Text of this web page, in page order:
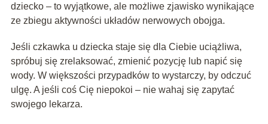
dziecko – to wyjątkowe, ale możliwe zjawisko wynikające
ze zbiegu aktywności układów nerwowych obojga.
Jeśli czkawka u dziecka staje się dla Ciebie uciążliwa,
spróbuj się zrelaksować, zmienić pozycję lub napić się
wody. W większości przypadków to wystarczy, by odczuć
ulgę. A jeśli coś Cię niepokoi – nie wahaj się zapytać
swojego lekarza.